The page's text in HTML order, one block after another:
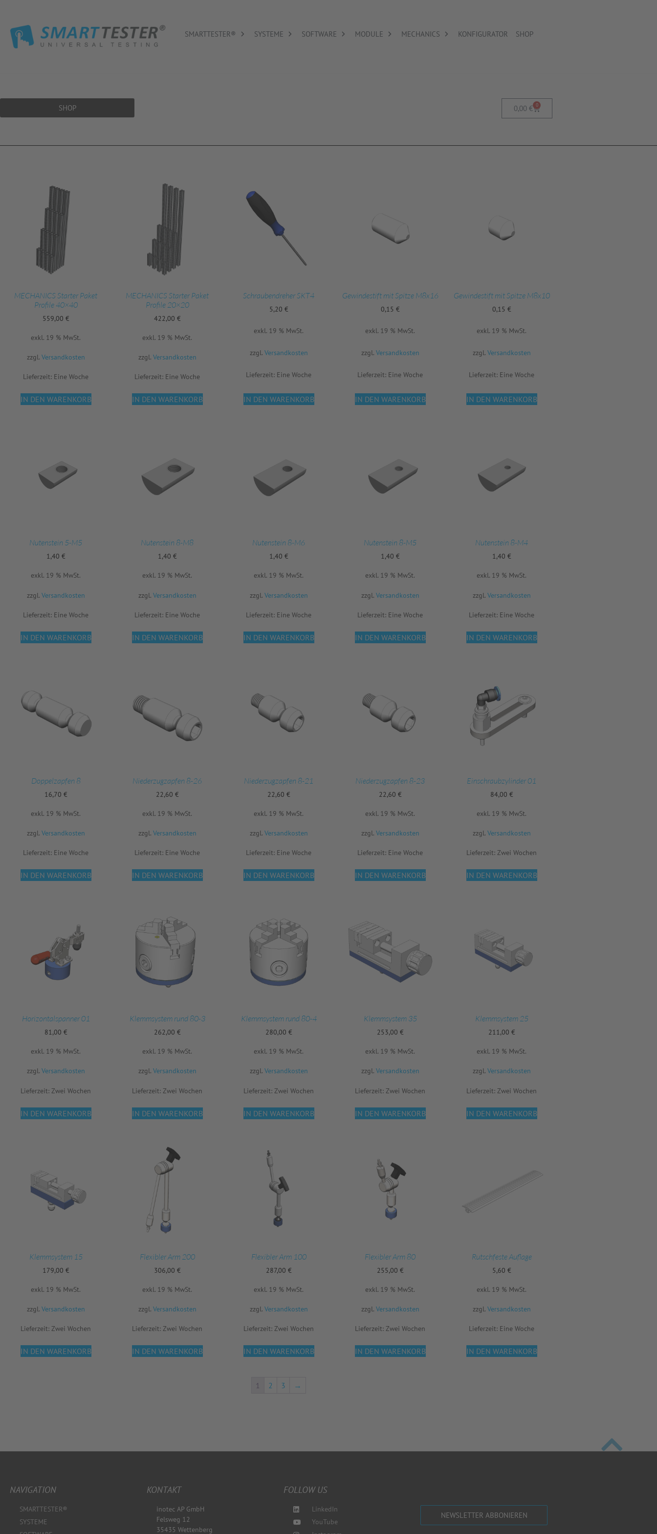
SMARTTESTER® SYSTEME SOFTWARE MODULE MECHANICS KONFIGURATOR SHOP
SHOP 0,00 € 0
MECHANICS Starter Paket
Profile 40×40
559,00 €
exkl. 19 % MwSt.
zzgl. Versandkosten
Lieferzeit: Eine Woche
IN DEN WARENKORB
MECHANICS Starter Paket
Profile 20×20
422,00 €
exkl. 19 % MwSt.
zzgl. Versandkosten
Lieferzeit: Eine Woche
IN DEN WARENKORB
Schraubendreher SKT4
5,20 €
exkl. 19 % MwSt.
zzgl. Versandkosten
Lieferzeit: Eine Woche
IN DEN WARENKORB
Gewindestift mit Spitze M8x16
0,15 €
exkl. 19 % MwSt.
zzgl. Versandkosten
Lieferzeit: Eine Woche
IN DEN WARENKORB
Gewindestift mit Spitze M8x10
0,15 €
exkl. 19 % MwSt.
zzgl. Versandkosten
Lieferzeit: Eine Woche
IN DEN WARENKORB
Nutenstein 5-M5
1,40 €
exkl. 19 % MwSt.
zzgl. Versandkosten
Lieferzeit: Eine Woche
IN DEN WARENKORB
Nutenstein 8-M8
1,40 €
exkl. 19 % MwSt.
zzgl. Versandkosten
Lieferzeit: Eine Woche
IN DEN WARENKORB
Nutenstein 8-M6
1,40 €
exkl. 19 % MwSt.
zzgl. Versandkosten
Lieferzeit: Eine Woche
IN DEN WARENKORB
Nutenstein 8-M5
1,40 €
exkl. 19 % MwSt.
zzgl. Versandkosten
Lieferzeit: Eine Woche
IN DEN WARENKORB
Nutenstein 8-M4
1,40 €
exkl. 19 % MwSt.
zzgl. Versandkosten
Lieferzeit: Eine Woche
IN DEN WARENKORB
Doppelzapfen 8
16,70 €
exkl. 19 % MwSt.
zzgl. Versandkosten
Lieferzeit: Eine Woche
IN DEN WARENKORB
Niederzugzapfen 8-26
22,60 €
exkl. 19 % MwSt.
zzgl. Versandkosten
Lieferzeit: Eine Woche
IN DEN WARENKORB
Niederzugzapfen 8-21
22,60 €
exkl. 19 % MwSt.
zzgl. Versandkosten
Lieferzeit: Eine Woche
IN DEN WARENKORB
Niederzugzapfen 8-23
22,60 €
exkl. 19 % MwSt.
zzgl. Versandkosten
Lieferzeit: Eine Woche
IN DEN WARENKORB
Einschraubzylinder 01
84,00 €
exkl. 19 % MwSt.
zzgl. Versandkosten
Lieferzeit: Zwei Wochen
IN DEN WARENKORB
Horizontalspanner 01
81,00 €
exkl. 19 % MwSt.
zzgl. Versandkosten
Lieferzeit: Zwei Wochen
IN DEN WARENKORB
Klemmsystem rund 80-3
262,00 €
exkl. 19 % MwSt.
zzgl. Versandkosten
Lieferzeit: Zwei Wochen
IN DEN WARENKORB
Klemmsystem rund 80-4
280,00 €
exkl. 19 % MwSt.
zzgl. Versandkosten
Lieferzeit: Zwei Wochen
IN DEN WARENKORB
Klemmsystem 35
253,00 €
exkl. 19 % MwSt.
zzgl. Versandkosten
Lieferzeit: Zwei Wochen
IN DEN WARENKORB
Klemmsystem 25
211,00 €
exkl. 19 % MwSt.
zzgl. Versandkosten
Lieferzeit: Zwei Wochen
IN DEN WARENKORB
Klemmsystem 15
179,00 €
exkl. 19 % MwSt.
zzgl. Versandkosten
Lieferzeit: Zwei Wochen
IN DEN WARENKORB
Flexibler Arm 200
306,00 €
exkl. 19 % MwSt.
zzgl. Versandkosten
Lieferzeit: Zwei Wochen
IN DEN WARENKORB
Flexibler Arm 100
287,00 €
exkl. 19 % MwSt.
zzgl. Versandkosten
Lieferzeit: Zwei Wochen
IN DEN WARENKORB
Flexibler Arm 80
255,00 €
exkl. 19 % MwSt.
zzgl. Versandkosten
Lieferzeit: Zwei Wochen
IN DEN WARENKORB
Rutschfeste Auflage
5,60 €
exkl. 19 % MwSt.
zzgl. Versandkosten
Lieferzeit: Eine Woche
IN DEN WARENKORB
1 2 3 →
NAVIGATION
SMARTTESTER®
SYSTEME
KONTAKT
inotec AP GmbH
Felsweg 12
35435 Wettenberg
FOLLOW US
LinkedIn
YouTube
NEWSLETTER ABBONIEREN